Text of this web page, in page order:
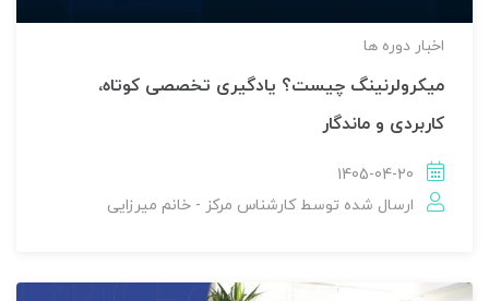
اخبار دوره ها
میکرولرنینگ چیست؟ یادگیری تخصصی کوتاه،
کاربردی و ماندگار
1405-04-20
ارسال شده توسطکارشناس مرکز - خانم میرزایی